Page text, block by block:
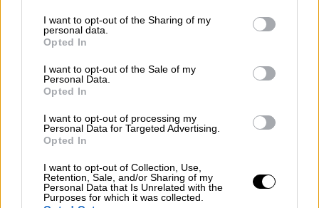
not limited to your visit or usage behaviour. You may click to
grant or deny consent to Google and its third-party tags to
use your data for below specified purposes in below Google
consent section.
I want to opt-out of the Sharing of my
personal data.
Opted In
I want to opt-out of the Sale of my
Personal Data.
Opted In
I want to opt-out of processing my
Personal Data for Targeted Advertising.
Opted In
I want to opt-out of Collection, Use,
Retention, Sale, and/or Sharing of my
Personal Data that Is Unrelated with the
Purposes for which it was collected.
Κοινωνικό τιμολόγιο: Τα 6 βήματα για
τους δικαιούχους
Οι καταναλωτές μπορούν να διαπιστώσουν
με έξι βήματα εάν είναι δικαιούχοι ΚΟΤ:
Με την είσοδό σας στο σύστημα θα σας
ζητηθεί να επιβεβαιώσετε τον ΑΜΚΑ
σας και να συναινέσετε στην
επεξεργασία των στοιχείων που
απαιτούνται (τα δικά σας, του/της